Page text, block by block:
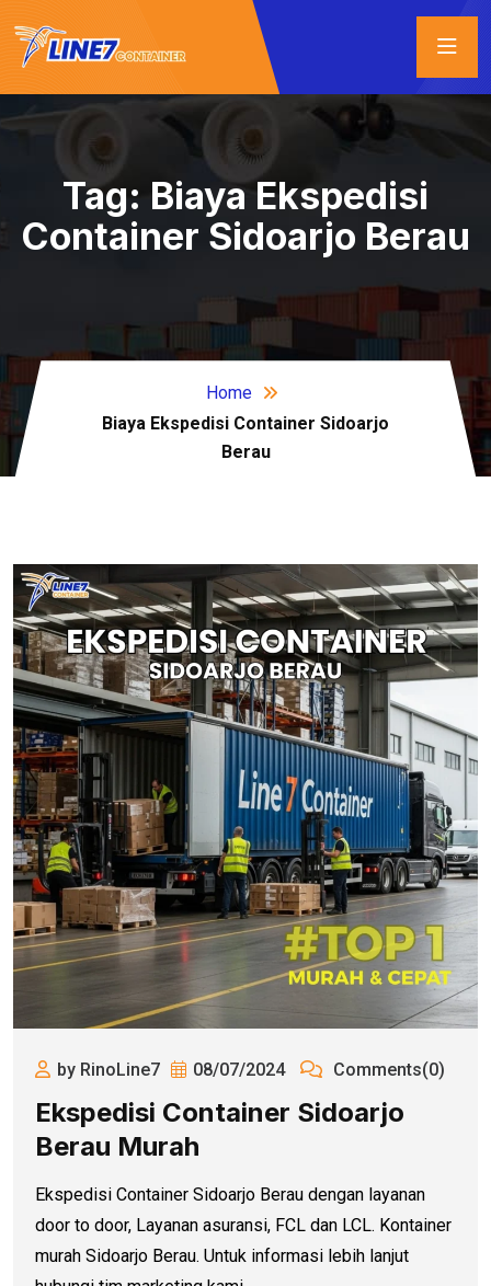
Tag: Biaya Ekspedisi
Container Sidoarjo Berau
Home
Biaya Ekspedisi Container Sidoarjo
Berau
by RinoLine7 08/07/2024 Comments(0)
Ekspedisi Container Sidoarjo
Berau Murah
Ekspedisi Container Sidoarjo Berau dengan layanan
door to door, Layanan asuransi, FCL dan LCL. Kontainer
murah Sidoarjo Berau. Untuk informasi lebih lanjut